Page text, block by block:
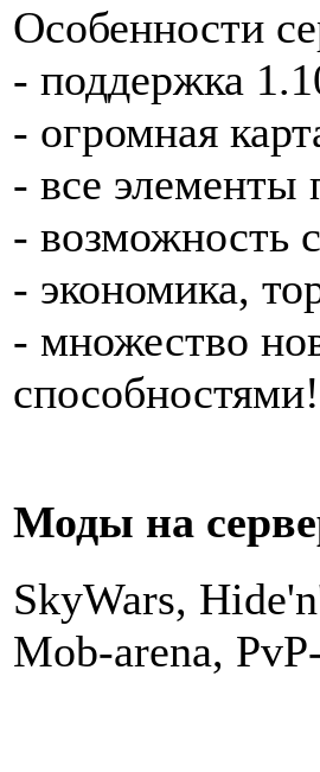
Особенности
- поддержка
- огромная
- все
- возможность
- экономика,
- множество
способностями!
Моды на
SkyWars,
Mob-arena,